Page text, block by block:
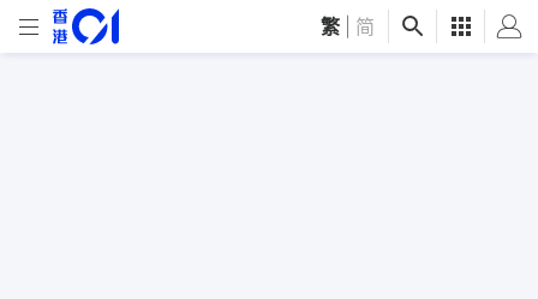
繁 简